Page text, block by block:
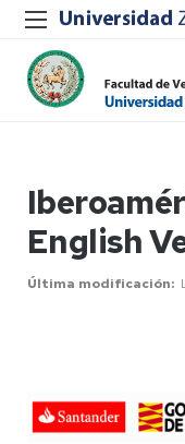
English
Última modificación